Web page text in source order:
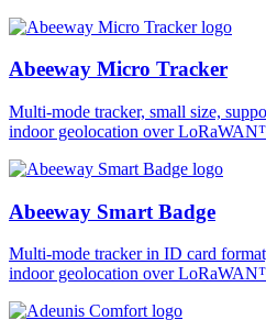
Abeeway Micro Tracker
Multi-mode tracker, small size,
indoor geolocation over
Abeeway Smart Badge
Multi-mode tracker in ID card
indoor geolocation over